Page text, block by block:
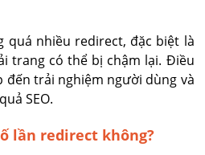
quá nhiều redirect, đặc biệt là
trang có thể bị chậm lại. Điều
trải nghiệm người dùng và
SEO.
lần redirect không?